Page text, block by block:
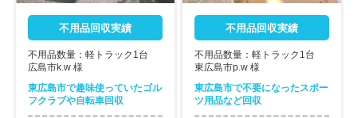
不用品回収実績
不用品数量：軽トラック1台
広島市k.w 様
東広島市で趣味使っていたゴル
フクラブや自転車回収
不用品回収実績
不用品数量：軽トラック1台
東広島市p.w 様
東広島市で不要になったスポー
ツ用品など回収